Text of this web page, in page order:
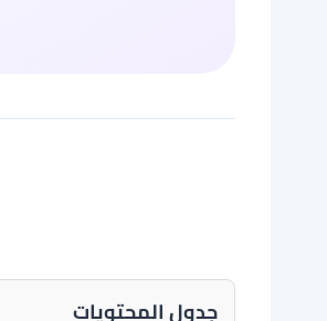
جدول المحتويات